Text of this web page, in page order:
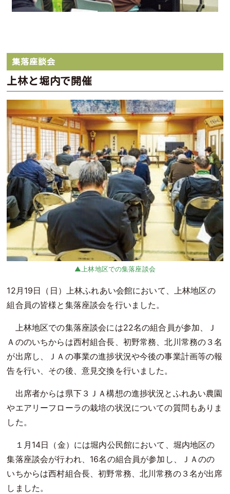
集落座談会
上林と堀内で開催
上林地区での集落座談会
12月19日（日）上林ふれあい会館において、上林地区の
組合員の皆様と集落座談会を行いました。
上林地区での集落座談会には22名の組合員が参加、Ｊ
Ａののいちからは西村組合長、初野常務、北川常務の３名
が出席し、ＪＡの事業の進捗状況や今後の事業計画等の報
告を行い、その後、意見交換を行いました。
出席者からは県下３ＪＡ構想の進捗状況とふれあい農園
やエアリーフローラの栽培の状況についての質問もありま
した。
１月14日（金）には堀内公民館において、堀内地区の
集落座談会が行われ、16名の組合員が参加し、ＪＡのの
いちからは西村組合長、初野常務、北川常務の３名が出席
しました。